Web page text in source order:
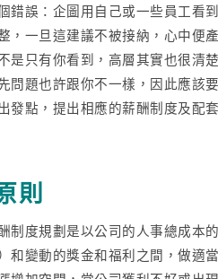
錯誤：企圖用自己或一些員工看
，一旦這建議不被接納，心中便
只有你看到，高層其實也很清
問題也許跟你不一樣，因此應該
發點，提出相應的薪酬制度及配
則
制度規劃是以公司的人事總成本
和變動的獎金和福利之間，做適